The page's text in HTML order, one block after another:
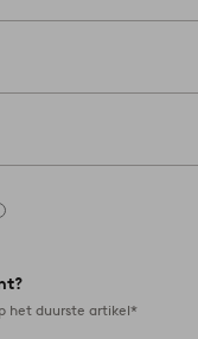
het duurste artikel*